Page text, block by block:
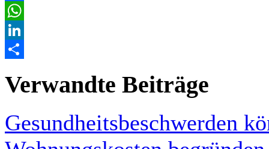
Facebook
WhatsApp
LinkedIn
Verwandte Beiträge
Gesundheitsbeschwerden